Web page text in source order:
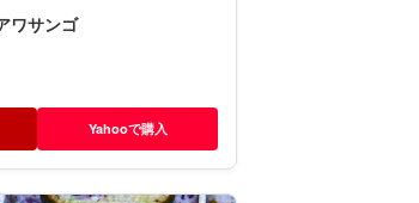
ワサンゴ
Yahooで購入